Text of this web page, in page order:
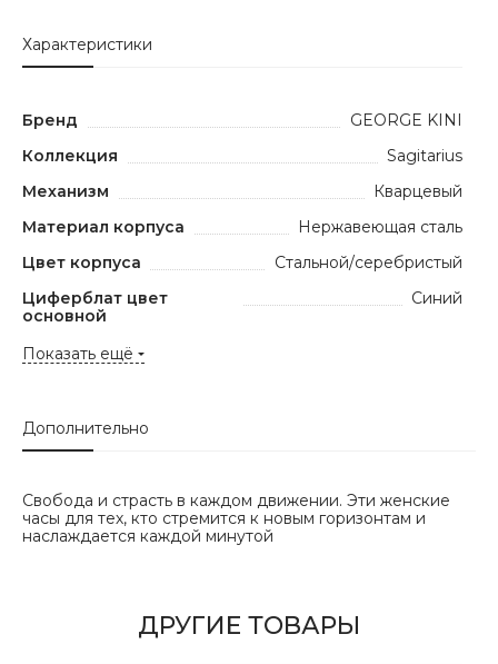
Характеристики
Бренд
GEORGE KINI
Коллекция
Sagitarius
Механизм
Кварцевый
Материал корпуса
Нержавеющая сталь
Цвет корпуса
Стальной/серебристый
Циферблат цвет
основной
Синий
Показать ещё
Дополнительно
Свобода и страсть в каждом движении. Эти женские
часы для тех, кто стремится к новым горизонтам и
наслаждается каждой минутой
ДРУГИЕ ТОВАРЫ